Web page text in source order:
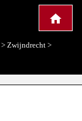
> Zwijndrecht >